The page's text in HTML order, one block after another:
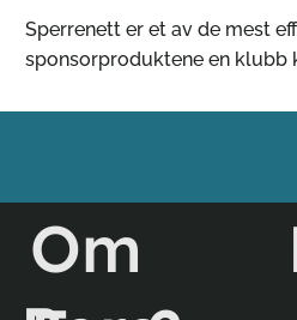
Sperrenett er et av de mest
sponsorproduktene en klubb
Om